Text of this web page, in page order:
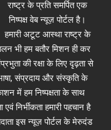
राष्ट्र के प्रति समर्पित एक
निष्पक्ष वेब न्यूज़ पोर्टल है।
हमारी अटूट आस्था राष्ट्र के
भी हम बतौर मिशन ही कर
की रक्षा के लिए दृढ़ता से
संप्रदाय और संस्कृति के
में हम निष्पक्षता के साथ
निर्भीकता हमारी पहचान है
इस न्यूज़ पोर्टल के मेरुदंड